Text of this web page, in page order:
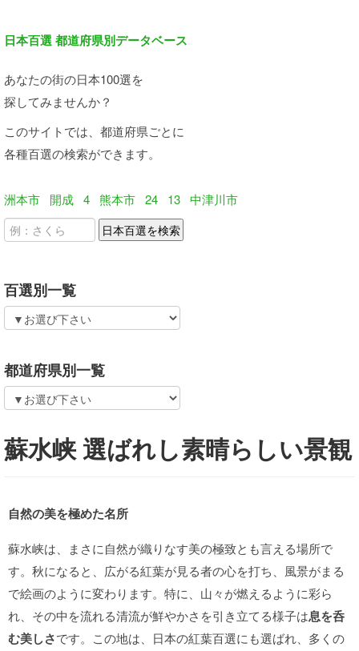
日本百選 都道府県別データベース
あなたの街の日本100選を
探してみませんか？
このサイトでは、都道府県ごとに
各種百選の検索ができます。
洲本市 開成 4 熊本市 24 13 中津川市
百選別一覧
都道府県別一覧
蘇水峡 選ばれし素晴らしい景観
自然の美を極めた名所
蘇水峡は、まさに自然が織りなす美の極致とも言える場所で
す。秋になると、広がる紅葉が見る者の心を打ち、風景がまる
で絵画のように変わります。特に、山々が燃えるように彩ら
れ、その中を流れる清流が鮮やかさを引き立てる様子は息を呑
む美しさです。この地は、日本の紅葉百選にも選ばれ、多くの